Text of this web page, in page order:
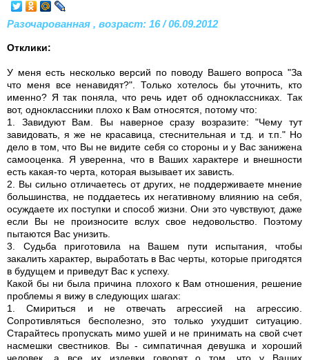
Разочарованная , возраст: 16 / 06.09.2012
Отклики:
У меня есть несколько версий по поводу Вашего вопроса "За
что меня все ненавидят?". Только хотелось бы уточнить, кто
именно? Я так поняла, что речь идет об одноклассниках. Так
вот, одноклассники плохо к Вам относятся, потому что:
1. Завидуют Вам. Вы наверное сразу возразите: "Чему тут
завидовать, я же не красавица, стеснительная и т.д. и т.п." Но
дело в том, что Вы не видите себя со стороны и у Вас занижена
самооценка. Я уверенна, что в Ваших характере и внешности
есть какая-то черта, которая вызывает их зависть.
2. Вы сильно отличаетесь от других, не поддерживаете мнение
большинства, не поддаетесь их негативному влиянию на себя,
осуждаете их поступки и способ жизни. Они это чувствуют, даже
если Вы не произносите вслух свое недовольство. Поэтому
пытаются Вас унизить.
3. Судьба приготовила на Вашем пути испытания, чтобы
закалить характер, выработать в Вас черты, которые пригодятся
в будущем и приведут Вас к успеху.
Какой бы ни была причина плохого к Вам отношения, решение
проблемы я вижу в следующих шагах:
1. Смириться и не отвечать агрессией на агрессию.
Сопротивляться бесполезно, это только ухудшит ситуацию.
Старайтесь пропускать мимо ушей и не принимать на свой счет
насмешки свестников. Вы - симпатичная девушка и хороший
человек, а все их издевки говорят о том, что у Ваших